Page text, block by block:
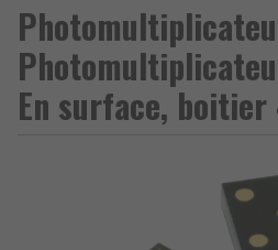
En surface, boitier